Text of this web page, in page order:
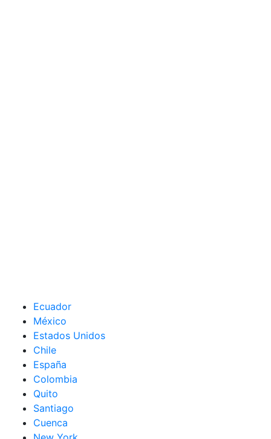
Ecuador
México
Estados Unidos
Chile
España
Colombia
Quito
Santiago
Cuenca